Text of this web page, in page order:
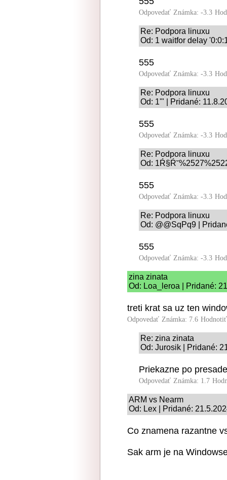
Odpovedať Známka: -3.3
Re: Podpora linuxu
Od: 1 waitfor delay
555
Odpovedať Známka: -3.3
Re: Podpora linuxu
Od: 1'" | Pridané:
555
Odpovedať Známka: -3.3
Re: Podpora linuxu
Od:
555
Odpovedať Známka: -3.3
Re: Podpora linuxu
Od: @@SqPq9 |
555
Odpovedať Známka: -3.3
zina zinata
Od: Loa_leroa | Pridané:
treti krat sa uz ten
Odpovedať Známka: 7.6
Re: zina zinata
Od: Jurosik | Pridané:
Priekazne po
Odpovedať Známka: 1.7
ARM vs Nearm
Od: Lex | Pridané:
Co znamena razantne
Sak arm je na